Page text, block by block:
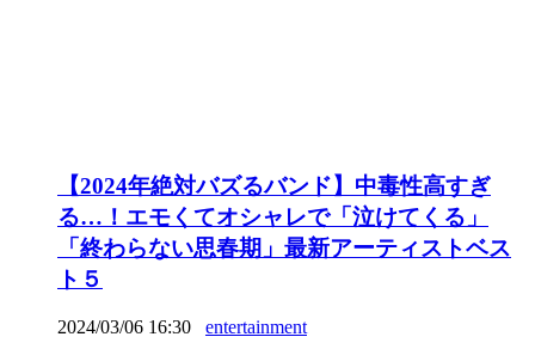
【2024年絶対バズるバンド】中毒性高すぎ
る…！エモくてオシャレで「泣けてくる」
「終わらない思春期」最新アーティストベス
ト５
2024/03/06 16:30 entertainment